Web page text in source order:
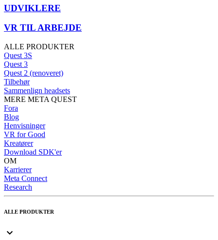
UDVIKLERE
VR TIL ARBEJDE
ALLE PRODUKTER
Quest 3S
Quest 3
Quest 2 (renoveret)
Tilbehør
Sammenlign headsets
MERE META QUEST
Fora
Blog
Henvisninger
VR for Good
Kreatører
Download SDK'er
OM
Karrierer
Meta Connect
Research
ALLE PRODUKTER